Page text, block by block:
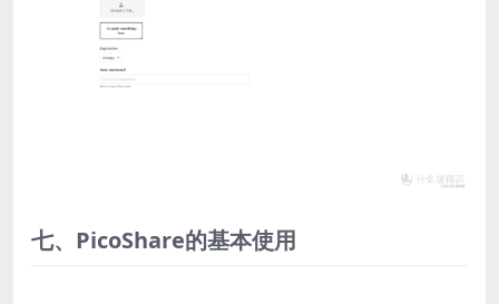
七、PicoShare的基本使用